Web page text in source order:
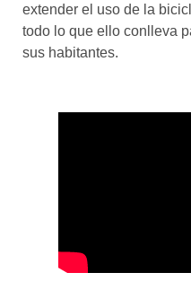
extender el uso de la
todo lo que ello conlleva
sus habitantes.